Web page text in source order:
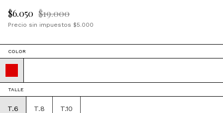
$6.050 $19.000
Precio sin impuestos $5.000
COLOR
TALLE
T.6 T.8 T.10